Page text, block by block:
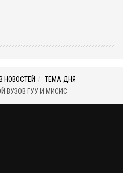
НОВОСТЕЙ
ТЕМА ДНЯ
ВУЗОВ ГУУ И МИСИС